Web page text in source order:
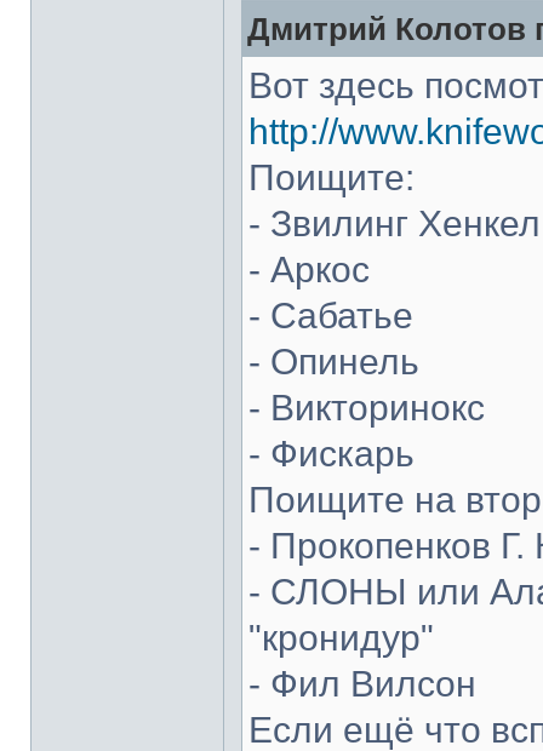
Дмитрий Колотов
Вот здесь
http://
Поищите:
- Звилинг
- Аркос
- Сабатье
- Опинель
- Викторинокс
- Фискарь
Поищите на
- Прокопенков Г.
- СЛОНЫ или
"кронидур"
- Фил Вилсон
Если ещё что